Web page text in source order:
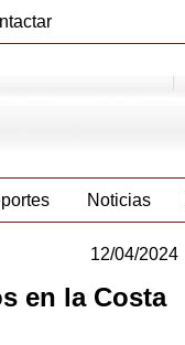
Noticias
12/04/2024
en la Costa